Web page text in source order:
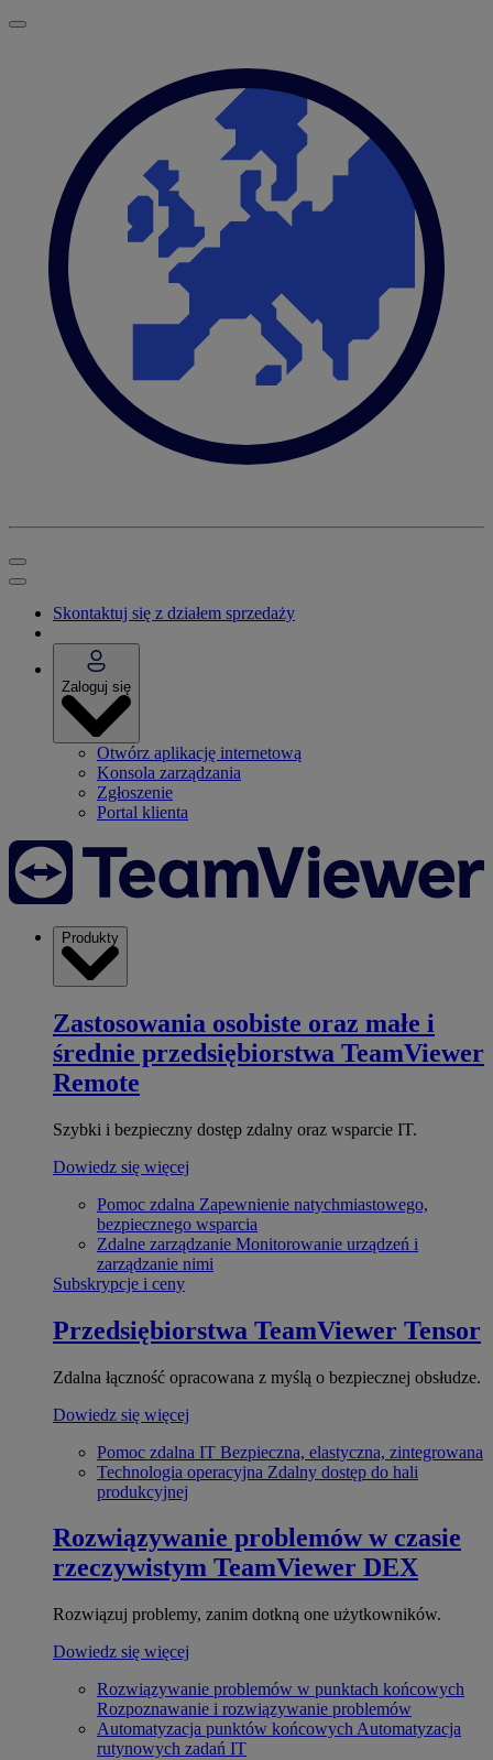
Skontaktuj się z działem sprzedaży
Zaloguj się
Otwórz aplikację internetową
Konsola zarządzania
Zgłoszenie
Portal klienta
Produkty
Zastosowania osobiste oraz małe i
średnie przedsiębiorstwa TeamViewer
Remote
Szybki i bezpieczny dostęp zdalny oraz wsparcie IT.
Dowiedz się więcej
Pomoc zdalna Zapewnienie natychmiastowego,
bezpiecznego wsparcia
Zdalne zarządzanie Monitorowanie urządzeń i
zarządzanie nimi
Subskrypcje i ceny
Przedsiębiorstwa TeamViewer Tensor
Zdalna łączność opracowana z myślą o bezpiecznej obsłudze.
Dowiedz się więcej
Pomoc zdalna IT Bezpieczna, elastyczna, zintegrowana
Technologia operacyjna Zdalny dostęp do hali
produkcyjnej
Rozwiązywanie problemów w czasie
rzeczywistym TeamViewer DEX
Rozwiązuj problemy, zanim dotkną one użytkowników.
Dowiedz się więcej
Rozwiązywanie problemów w punktach końcowych
Rozpoznawanie i rozwiązywanie problemów
Automatyzacja punktów końcowych Automatyzacja
rutynowych zadań IT